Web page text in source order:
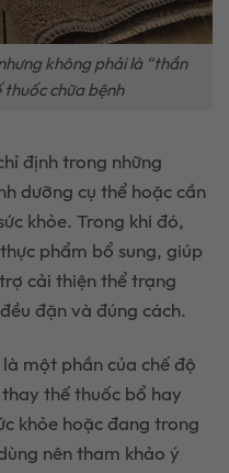
không phải là “thần
chữa bệnh
định trong những
dưỡng cụ thể hoặc cần
khỏe. Trong khi đó,
phẩm bổ sung, giúp
cải thiện thể trạng
đặn và đúng cách.
một phần của chế độ
thế thuốc bổ hay
khỏe hoặc đang trong
nên tham khảo ý